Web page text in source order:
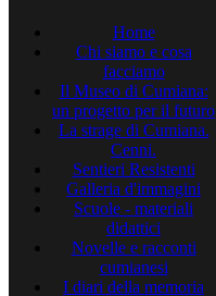
Home
Chi siamo e cosa
facciamo
Il Museo di Cumiana:
un progetto per il futuro
La strage di Cumiana.
Cenni.
Sentieri Resistenti
Galleria d'immagini
Scuole - materiali
didattici
Novelle e racconti
cumianesi
I diari della memoria